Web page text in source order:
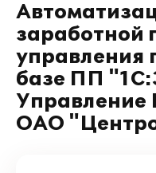
заработной
управления
базе ПП
Управление
ОАО